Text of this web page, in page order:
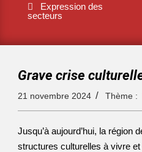
Expression des
secteurs
Grave crise
21 novembre 2024 Thème :
Jusqu’à aujourd’hui, la
structures culturelles à vivre